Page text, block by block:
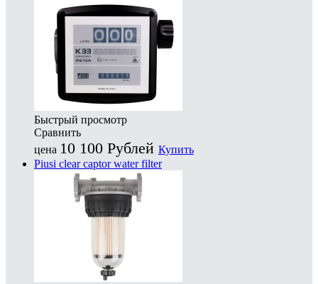
Быстрый просмотр
Сравнить
цена 10 100 Рублей Купить
Piusi clear captor water filter